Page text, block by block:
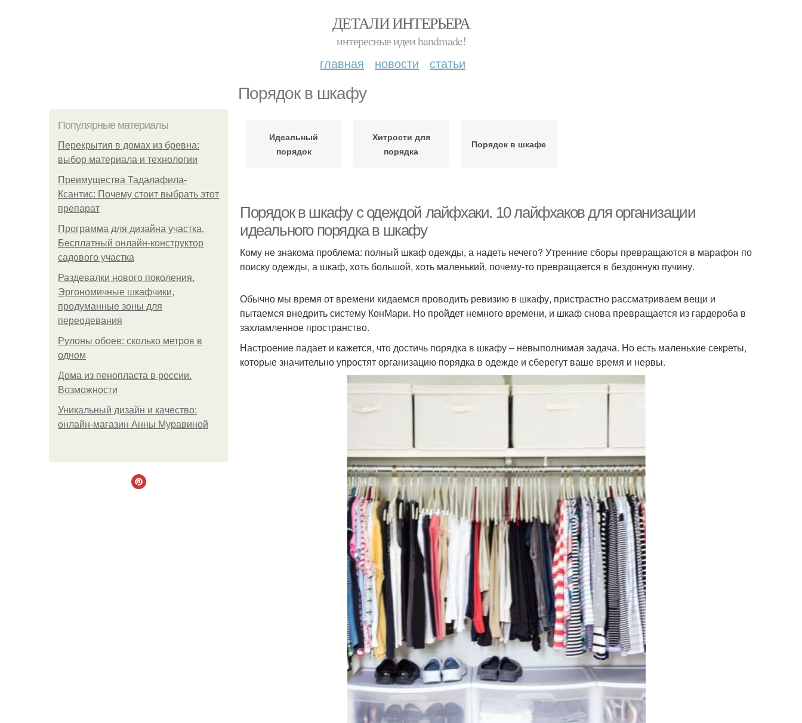
ДЕТАЛИ ИНТЕРЬЕРА
интересные идеи handmade!
главная новости статьи
Порядок в шкафу
Популярные материалы
Перекрытия в домах из бревна:
выбор материала и технологии
Преимущества Тадалафила-
Ксантис: Почему стоит выбрать этот
препарат
Программа для дизайна участка.
Бесплатный онлайн-конструктор
садового участка
Раздевалки нового поколения.
Эргономичные шкафчики,
продуманные зоны для
переодевания
Рулоны обоев: сколько метров в
одном
Дома из пенопласта в россии.
Возможности
Уникальный дизайн и качество:
онлайн-магазин Анны Муравиной
Идеальный
порядок
Хитрости для
порядка
Порядок в шкафе
Порядок в шкафу с одеждой лайфхаки. 10 лайфхаков для организации
идеального порядка в шкафу
Кому не знакома проблема: полный шкаф одежды, а надеть нечего? Утренние сборы превращаются в марафон по
поиску одежды, а шкаф, хоть большой, хоть маленький, почему-то превращается в бездонную пучину.
Обычно мы время от времени кидаемся проводить ревизию в шкафу, пристрастно рассматриваем вещи и
пытаемся внедрить систему КонМари. Но пройдет немного времени, и шкаф снова превращается из гардероба в
захламленное пространство.
Настроение падает и кажется, что достичь порядка в шкафу – невыполнимая задача. Но есть маленькие секреты,
которые значительно упростят организацию порядка в одежде и сберегут ваше время и нервы.